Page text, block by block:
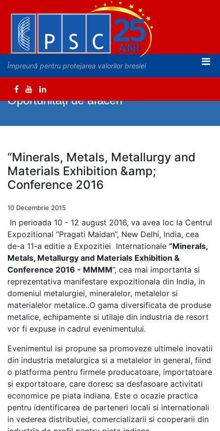
Împreună pentru protejarea valorilor breslei
Oportunități de afaceri
“Minerals, Metals, Metallurgy and
Materials Exhibition &amp;
Conference 2016
10 Decembrie 2015
In perioada 10 - 12 august 2016, va avea loc la Centrul
Expozitional “Pragati Maidan”, New Delhi, India, cea
de-a 11-a editie a Expozitiei Internationale “Minerals,
Metals, Metallurgy and Materials Exhibition &
Conference 2016 - MMMM”, cea mai importanta si
reprezentativa manifestare expozitionala din India, in
domeniul metalurgiei, mineralelor, metalelor si
materialelor metalice..O gama diversificata de produse
metalice, echipamente si utilaje din industria de resort
vor fi expuse in cadrul evenimentului.
Evenimentul isi propune sa promoveze ultimele inovatii
din industria metalurgica si a metalelor in general, fiind
o platforma pentru firmele producatoare, importatoare
si exportatoare, care doresc sa desfasoare activitati
economice pe piata indiana. Este o ocazie practica
pentru identificarea de parteneri locali si internationali
in vederea distributiei, comercializarii si cooperarii din